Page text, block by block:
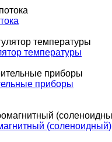
температуры
приборы
(соленоидный)